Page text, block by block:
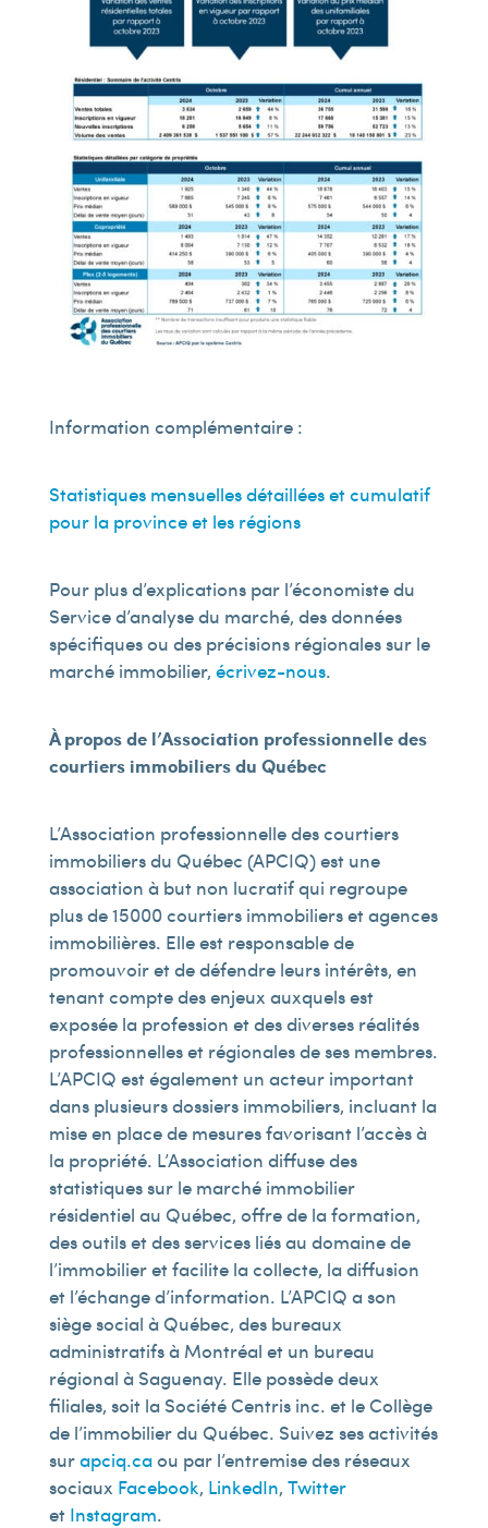
Information complémentaire :
Statistiques mensuelles détaillées et cumulatif
pour la province et les régions
Pour plus d’explications par l’économiste du
Service d’analyse du marché, des données
spécifiques ou des précisions régionales sur le
marché immobilier, écrivez-nous.
À propos de l’Association professionnelle des
courtiers immobiliers du Québec
L’Association professionnelle des courtiers
immobiliers du Québec (APCIQ) est une
association à but non lucratif qui regroupe
plus de 15 000 courtiers immobiliers et agences
immobilières. Elle est responsable de
promouvoir et de défendre leurs intérêts, en
tenant compte des enjeux auxquels est
exposée la profession et des diverses réalités
professionnelles et régionales de ses membres.
L’APCIQ est également un acteur important
dans plusieurs dossiers immobiliers, incluant la
mise en place de mesures favorisant l’accès à
la propriété. L’Association diffuse des
statistiques sur le marché immobilier
résidentiel au Québec, offre de la formation,
des outils et des services liés au domaine de
l’immobilier et facilite la collecte, la diffusion
et l’échange d’information. L’APCIQ a son
siège social à Québec, des bureaux
administratifs à Montréal et un bureau
régional à Saguenay. Elle possède deux
filiales, soit la Société Centris inc. et le Collège
de l’immobilier du Québec. Suivez ses activités
surapciq.caou par l’entremise des réseaux
sociaux Facebook, LinkedIn, Twitter
et Instagram.